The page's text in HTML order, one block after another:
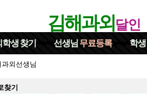
김해과외달인
학생찾기 선생님 무료등록 학생
외선생님
찾기